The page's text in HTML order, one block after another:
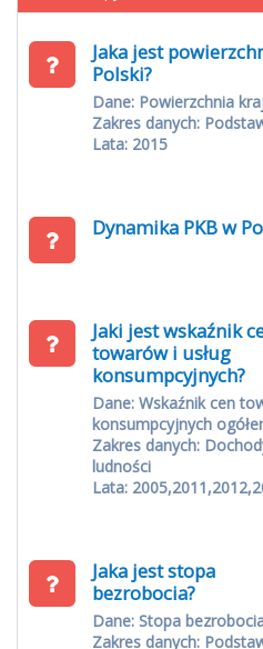
Jaka jest
Polski?
Dane: Powierzchnia
Zakres danych:
Lata: 2015
Dynamika PKB w
Jaki jest wskaźnik
towarów i usług
konsumpcyjnych?
Dane: Wskaźnik cen
konsumpcyjnych
Zakres danych:
ludności
Lata:
Jaka jest stopa
bezrobocia?
Dane: Stopa
Zakres danych: